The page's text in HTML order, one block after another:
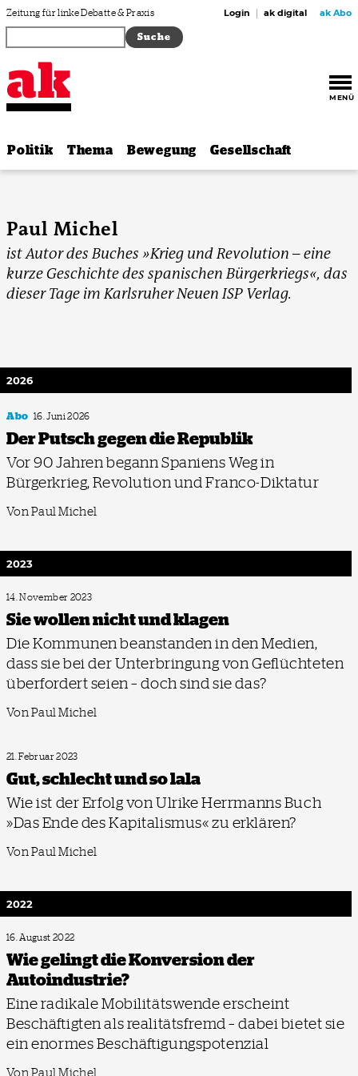
Zum Inhalt springen
Zeitung für linke Debatte & Praxis Login ak digital ak Abo
MENÜ
Politik Thema Bewegung Gesellschaft
Paul Michel
ist Autor des Buches »Krieg und Revolution – eine
kurze Geschichte des spanischen Bürgerkriegs«, das
dieser Tage im Karlsruher Neuen ISP Verlag.
2026
Abo 16. Juni 2026
Der Putsch gegen die Republik
Vor 90 Jahren begann Spaniens Weg in
Bürgerkrieg, Revolution und Franco-Diktatur
Von Paul Michel
2023
14. November 2023
Sie wollen nicht und klagen
Die Kommunen beanstanden in den Medien,
dass sie bei der Unterbringung von Geflüchteten
überfordert seien – doch sind sie das?
Von Paul Michel
21. Februar 2023
Gut, schlecht und so lala
Wie ist der Erfolg von Ulrike Herrmanns Buch
»Das Ende des Kapitalismus« zu erklären?
Von Paul Michel
2022
16. August 2022
Wie gelingt die Konversion der
Autoindustrie?
Eine radikale Mobilitätswende erscheint
Beschäftigten als realitätsfremd – dabei bietet sie
ein enormes Beschäftigungspotenzial
Von Paul Michel